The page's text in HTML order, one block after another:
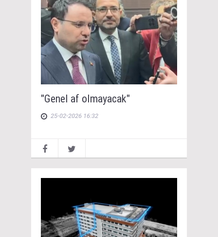
"Genel af olmayacak"
25-02-2026 16:32